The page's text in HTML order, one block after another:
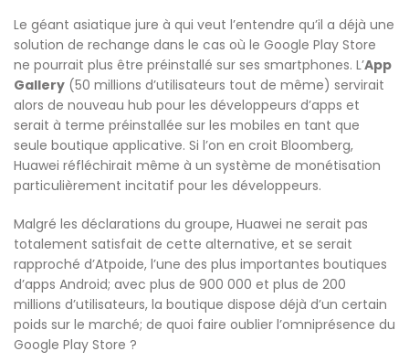
Le géant asiatique jure à qui veut l’entendre qu’il a déjà une
solution de rechange dans le cas où le Google Play Store
ne pourrait plus être préinstallé sur ses smartphones. L’App
Gallery (50 millions d’utilisateurs tout de même) servirait
alors de nouveau hub pour les développeurs d’apps et
serait à terme préinstallée sur les mobiles en tant que
seule boutique applicative. Si l’on en croit Bloomberg,
Huawei réfléchirait même à un système de monétisation
particulièrement incitatif pour les développeurs.
Malgré les déclarations du groupe, Huawei ne serait pas
totalement satisfait de cette alternative, et se serait
rapproché d’Atpoide, l’une des plus importantes boutiques
d’apps Android; avec plus de 900 000 et plus de 200
millions d’utilisateurs, la boutique dispose déjà d’un certain
poids sur le marché; de quoi faire oublier l’omniprésence du
Google Play Store ?